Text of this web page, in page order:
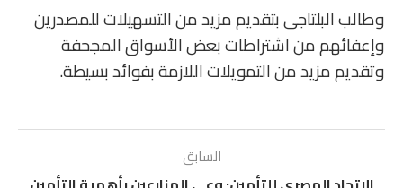
وطالب البلتاجى بتقديم مزيد من التسهيلات للمصدرين
وإعفائهم من اشتراطات بعض الأسواق المجحفة
وتقديم مزيد من التمويلات اللازمة بفوائد بسيطة.
السابق